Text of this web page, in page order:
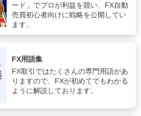
ード」でプロが利益を競い、FX自動
売買初心者向けに戦略を公開してい
ます。
FX用語集
FX取引ではたくさんの専門用語があ
りますので、FXが初めてでもわかる
ように解説しております。